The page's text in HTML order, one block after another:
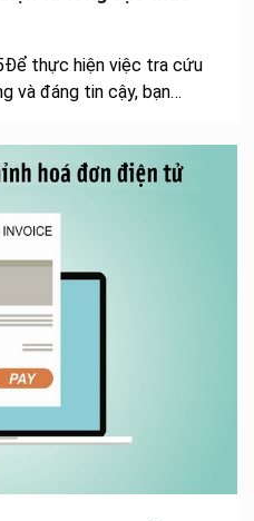
thực hiện việc tra cứu
và đáng tin cậy, bạn…